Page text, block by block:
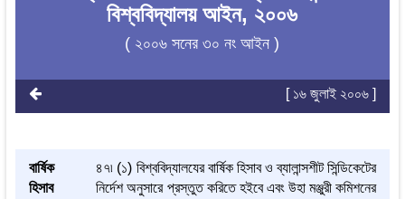
বিশ্ববিদ্যালয় আইন, ২০০৬
( ২০০৬ সনের ৩০ নং আইন )
[ ১৬ জুলাই ২০০৬ ]
বার্ষিক
হিসাব
৪৭৷ (১) বিশ্ববিদ্যালযের বার্ষিক হিসাব ও ব্যালান্সশীট সিন্ডিকেটের
নির্দেশ অনুসারে প্রস্তুত করিতে হইবে এবং উহা মঞ্জুরী কমিশনের